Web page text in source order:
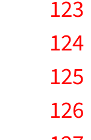
123
124
125
126